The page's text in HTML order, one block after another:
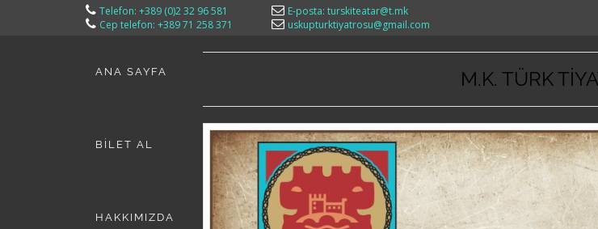
Telefon: +389 (0)2 32 96 581
Cep telefon: +389 71 258 371
E-posta: turskiteatar@t.mk
uskupturktiyatrosu@gmail.com
ANA SAYFA
BİLET AL
HAKKIMIZDA
M.K. TÜRK